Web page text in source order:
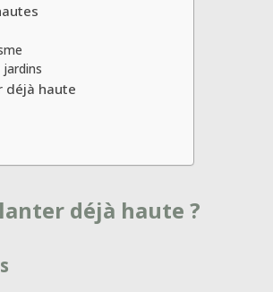
déjà haute
déjà haute ?